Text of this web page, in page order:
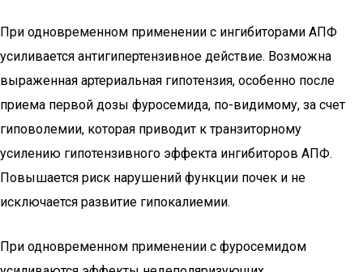
При одновременном применении с ингибиторами АПФ
усиливается антигипертензивное действие. Возможна
выраженная артериальная гипотензия, особенно после
приема первой дозы фуросемида, по-видимому, за счет
гиповолемии, которая приводит к транзиторному
усилению гипотензивного эффекта ингибиторов АПФ.
Повышается риск нарушений функции почек и не
исключается развитие гипокалиемии.
При одновременном применении с фуросемидом